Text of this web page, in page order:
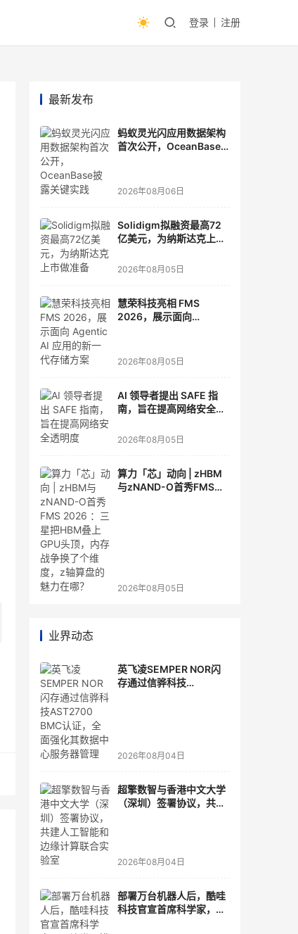
登录 注册
最新发布
蚂蚁灵光闪应用数据架构
首次公开，OceanBase
2026年08月06日
Solidigm拟融资最高72
亿美元，为纳斯达克上市
2026年08月05日
慧荣科技亮相 FMS
2026，展示面向
2026年08月05日
AI 领导者提出 SAFE 指
南，旨在提高网络安全透
2026年08月05日
算力「芯」动向 | zHBM
与zNAND-O首秀FMS
2026年08月05日
业界动态
英飞凌SEMPER NOR闪
存通过信骅科技
2026年08月04日
超擎数智与香港中文大学
（深圳）签署协议，共建
2026年08月04日
部署万台机器人后，酷哇
科技官宣首席科学家，要